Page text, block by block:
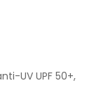
UV UPF 50+,